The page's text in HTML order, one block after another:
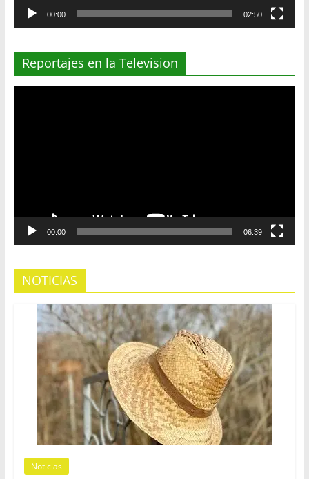
00:00 02:50
Reportajes en la Television
00:00 06:39
NOTICIAS
Noticias